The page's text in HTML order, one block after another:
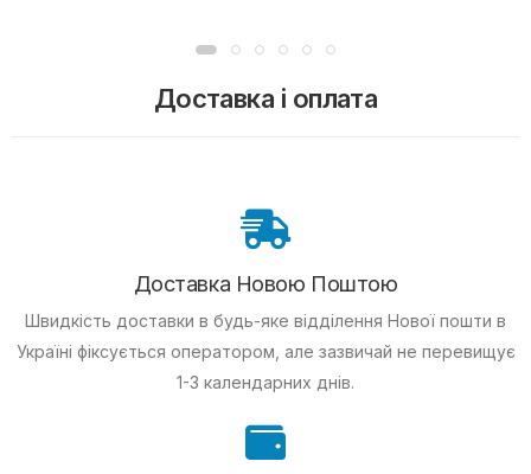
Доставка і оплата
Доставка Новою Поштою
Швидкість доставки в будь-яке відділення Нової пошти в
Україні фіксується оператором, але зазвичай не перевищує
1-3 календарних днів.